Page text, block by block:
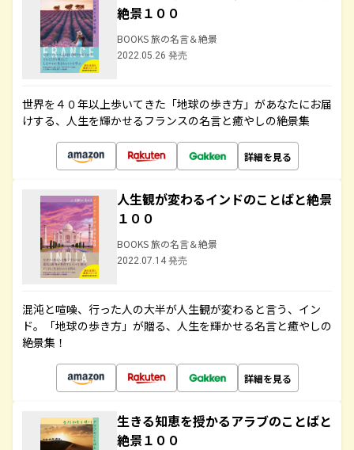
絶景１００
BOOKS 旅の名言＆絶景
2022.05.26 発売
世界を４０年以上歩いてきた「地球の歩き方」があなたにお届
けする、人生を輝かせるフランスの名言と癒やしの絶景集
詳細を見る
人生観が変わるインドのことばと絶景
１００
BOOKS 旅の名言＆絶景
2022.07.14 発売
混沌と喧噪、行った人の大半が人生観が変わると言う、イン
ド。「地球の歩き方」が贈る、人生を輝かせる名言と癒やしの
絶景集！
詳細を見る
生きる知恵を授かるアラブのことばと
絶景１００